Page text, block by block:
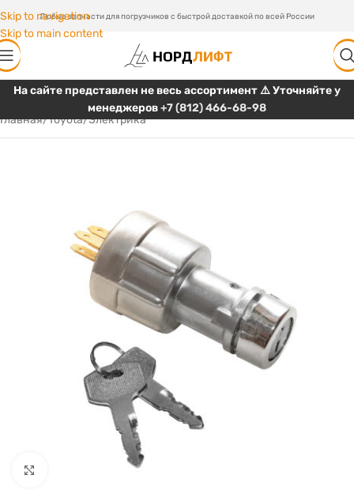
Skip to navigation
Skip to main content
Любые запчасти для погрузчиков с быстрой доставкой по всей России
На сайте представлен не весь ассортимент ⚠️ Уточняйте у
менеджеров+7 (812) 466-68-98
Главная/Toyota/Электрика